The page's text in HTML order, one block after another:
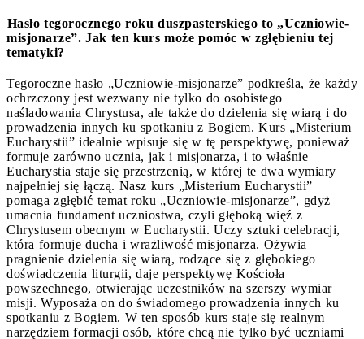
⁠Hasło tegorocznego roku duszpasterskiego to „Uczniowie-
misjonarze”. Jak ten kurs może pomóc w zgłębieniu tej
tematyki?
Tegoroczne hasło „Uczniowie-misjonarze” podkreśla, że każdy
ochrzczony jest wezwany nie tylko do osobistego
naśladowania Chrystusa, ale także do dzielenia się wiarą i do
prowadzenia innych ku spotkaniu z Bogiem. Kurs „Misterium
Eucharystii” idealnie wpisuje się w tę perspektywę, ponieważ
formuje zarówno ucznia, jak i misjonarza, i to właśnie
Eucharystia staje się przestrzenią, w której te dwa wymiary
najpełniej się łączą. Nasz kurs „Misterium Eucharystii”
pomaga zgłębić temat roku „Uczniowie-misjonarze”, gdyż
umacnia fundament uczniostwa, czyli głęboką więź z
Chrystusem obecnym w Eucharystii. Uczy sztuki celebracji,
która formuje ducha i wrażliwość misjonarza. Ożywia
pragnienie dzielenia się wiarą, rodzące się z głębokiego
doświadczenia liturgii, daje perspektywę Kościoła
powszechnego, otwierając uczestników na szerszy wymiar
misji. Wyposaża on do świadomego prowadzenia innych ku
spotkaniu z Bogiem. W ten sposób kurs staje się realnym
narzędziem formacji osób, które chcą nie tylko być uczniami